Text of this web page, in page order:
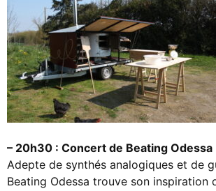
– 20h30 : Concert de Beating Odessa
Adepte de synthés analogiques et de
Beating Odessa trouve son inspiration